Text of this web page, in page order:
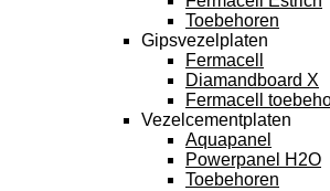
Toebehoren
Gipsvezelplaten
Fermacell
Diamandboard X
Fermacell
Vezelcementplaten
Aquapanel
Powerpanel H2O
Toebehoren